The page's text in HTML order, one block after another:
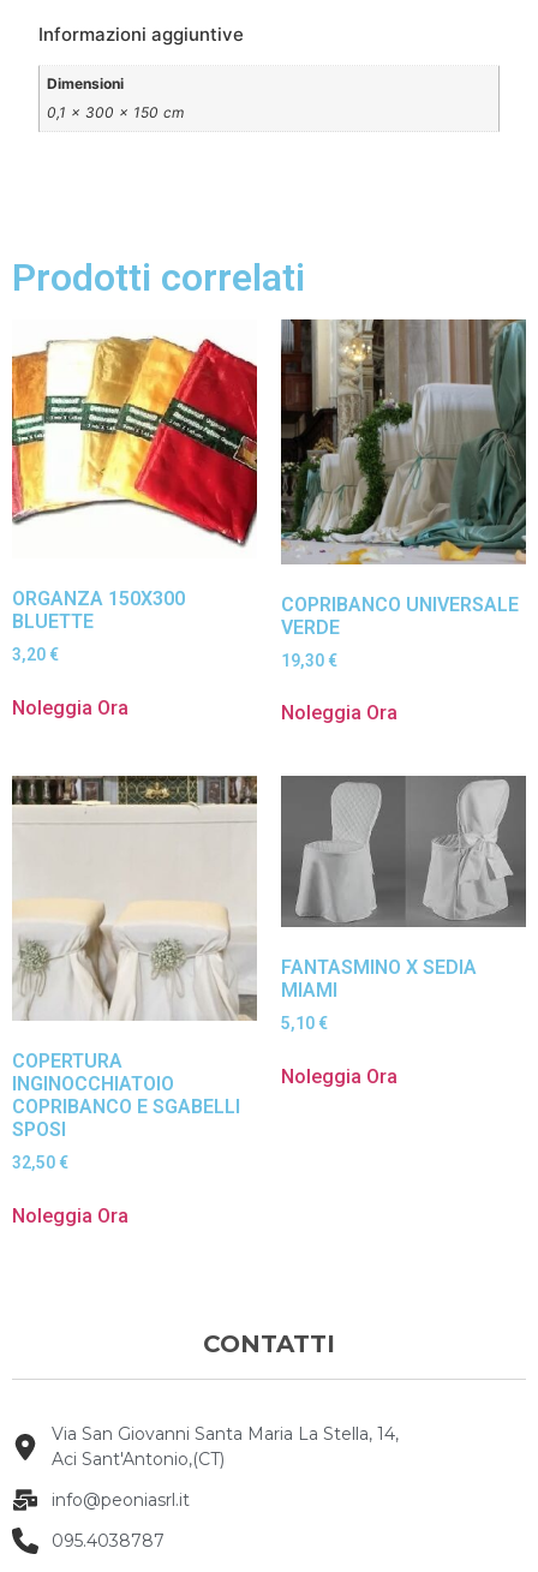
Informazioni aggiuntive
Dimensioni
0,1 × 300 × 150 cm
Prodotti correlati
ORGANZA 150X300
BLUETTE
3,20 €
Noleggia Ora
COPRIBANCO UNIVERSALE
VERDE
19,30 €
Noleggia Ora
COPERTURA
INGINOCCHIATOIO
COPRIBANCO E SGABELLI
SPOSI
32,50 €
Noleggia Ora
FANTASMINO X SEDIA
MIAMI
5,10 €
Noleggia Ora
CONTATTI
Via San Giovanni Santa Maria La Stella, 14,
Aci Sant'Antonio,(CT)
info@peoniasrl.it
095.4038787